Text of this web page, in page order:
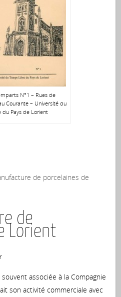
N°1 – Rues de
Courante – Université du
du Pays de Lorient
de porcelaines de
de
Lorient
associée à la Compagnie
son activité commerciale avec